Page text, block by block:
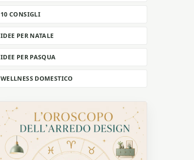
10 CONSIGLI
IDEE PER NATALE
IDEE PER PASQUA
WELLNESS DOMESTICO